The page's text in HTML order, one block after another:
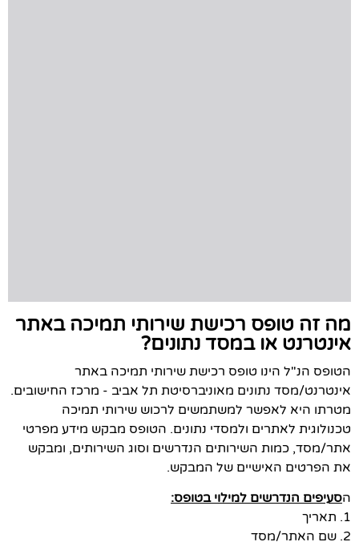
מה זה טופס רכישת שירותי תמיכה באתר
אינטרנט או במסד נתונים?
הטופס הנ"ל הינו טופס רכישת שירותי תמיכה באתר
אינטרנט/מסד נתונים מאוניברסיטת תל אביב - מרכז החישובים.
מטרתו היא לאפשר למשתמשים לרכוש שירותי תמיכה
טכנולוגית לאתרים ולמסדי נתונים. הטופס מבקש מידע מפרטי
אתר/מסד, כמות השירותים הנדרשים וסוג השירותים, ומבקש
את הפרטים האישיים של המבקש.
הסעיפים הנדרשים למילוי בטופס:
1. תאריך
2. שם האתר/מסד